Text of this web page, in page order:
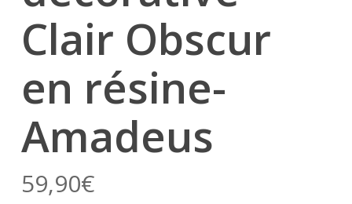
Clair Obscur
en résine-
Amadeus
59,90€